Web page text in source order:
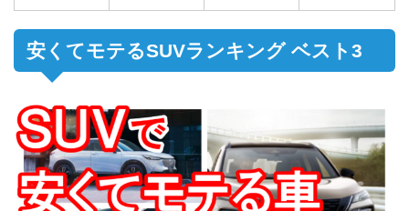
安くてモテるSUVランキング ベスト3